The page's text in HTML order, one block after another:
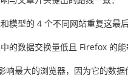
模型的 4 个不同网站重复这最后
的数据交换量低且 Firefox 的
响最大的浏览器，因为它的数据